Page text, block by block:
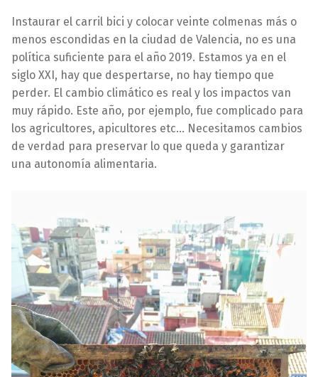
Instaurar el carril bici y colocar veinte colmenas más o
menos escondidas en la ciudad de Valencia, no es una
política suficiente para el año 2019. Estamos ya en el
siglo XXI, hay que despertarse, no hay tiempo que
perder. El cambio climático es real y los impactos van
muy rápido. Este año, por ejemplo, fue complicado para
los agricultores, apicultores etc… Necesitamos cambios
de verdad para preservar lo que queda y garantizar
una autonomía alimentaria.